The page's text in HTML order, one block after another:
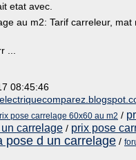
etat avec.
au m2: Tarif carreleur, mat
...
08:45:46
pose carrelage 60x60 au m2 /
carrelage / prix pose
pose d un carrelage /